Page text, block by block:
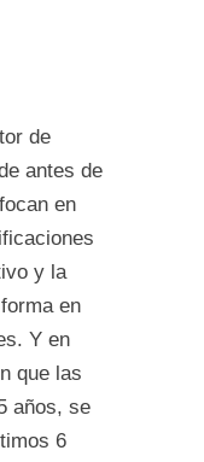
de
antes de
en
y la
en
Y en
que las
años, se
6